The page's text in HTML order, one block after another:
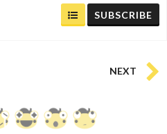
SUBSCRIBE
NEXT